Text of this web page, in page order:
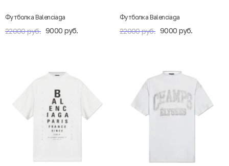
Футболка Balenciaga
22000 руб. 9000 руб.
Футболка Balenciaga
22000 руб. 9000 руб.